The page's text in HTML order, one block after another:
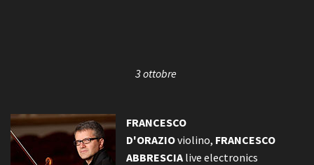
3 ottobre
FRANCESCO
D'ORAZIOviolino, FRANCESCO
ABBRESCIA live electronics